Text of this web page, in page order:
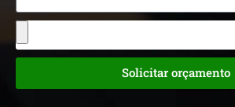
Solicitar orçamento